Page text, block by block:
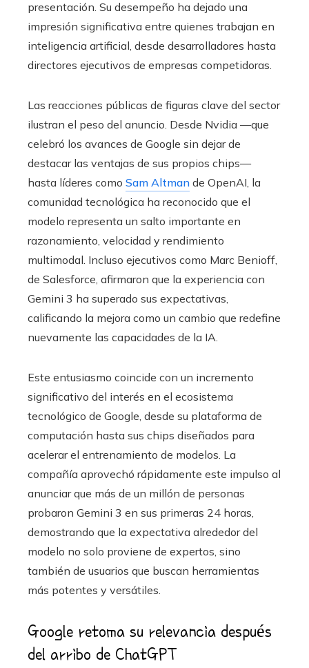
presentación. Su desempeño ha dejado una
impresión significativa entre quienes trabajan en
inteligencia artificial, desde desarrolladores hasta
directores ejecutivos de empresas competidoras.
Las reacciones públicas de figuras clave del sector
ilustran el peso del anuncio. Desde Nvidia —que
celebró los avances de Google sin dejar de
destacar las ventajas de sus propios chips—
hasta líderes como Sam Altman de OpenAI, la
comunidad tecnológica ha reconocido que el
modelo representa un salto importante en
razonamiento, velocidad y rendimiento
multimodal. Incluso ejecutivos como Marc Benioff,
de Salesforce, afirmaron que la experiencia con
Gemini 3 ha superado sus expectativas,
calificando la mejora como un cambio que redefine
nuevamente las capacidades de la IA.
Este entusiasmo coincide con un incremento
significativo del interés en el ecosistema
tecnológico de Google, desde su plataforma de
computación hasta sus chips diseñados para
acelerar el entrenamiento de modelos. La
compañía aprovechó rápidamente este impulso al
anunciar que más de un millón de personas
probaron Gemini 3 en sus primeras 24 horas,
demostrando que la expectativa alrededor del
modelo no solo proviene de expertos, sino
también de usuarios que buscan herramientas
más potentes y versátiles.
Google retoma su relevancia después
del arribo de ChatGPT